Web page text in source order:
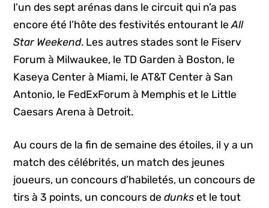
l’un des sept arénas dans le circuit qui n’a pas
encore été l’hôte des festivités entourant leAll
Star Weekend. Les autres stades sont le Fiserv
Forum à Milwaukee, le TD Garden à Boston, le
Kaseya Center à Miami, le AT&T Center à San
Antonio, le FedExForum à Memphis et le Little
Caesars Arena à Detroit.
Au cours de la fin de semaine des étoiles, il y a un
match des célébrités, un match des jeunes
joueurs, un concours d’habiletés, un concours de
tirs à 3 points, un concours dedunks et le tout